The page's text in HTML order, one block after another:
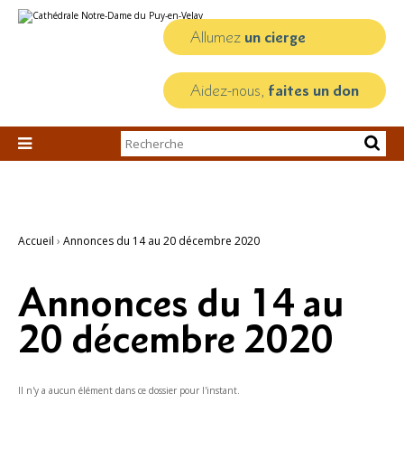
au
personnels
Allumez un cierge
Aidez-nous, faites un don

Chercher par
Recherche
Accueil › Annonces du 14 au 20 décembre 2020
Annonces du 14 au
20 décembre 2020
Il n'y a aucun élément dans ce dossier pour l'instant.